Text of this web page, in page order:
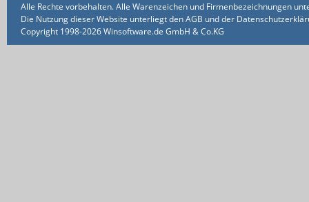
Alle Rechte vorbehalten. Alle Warenzeichen und Firmenbezeichnungen
Die Nutzung dieser Website unterliegt den AGB und der
Copyright 1998-2026 Winsoftware.de GmbH & Co.KG